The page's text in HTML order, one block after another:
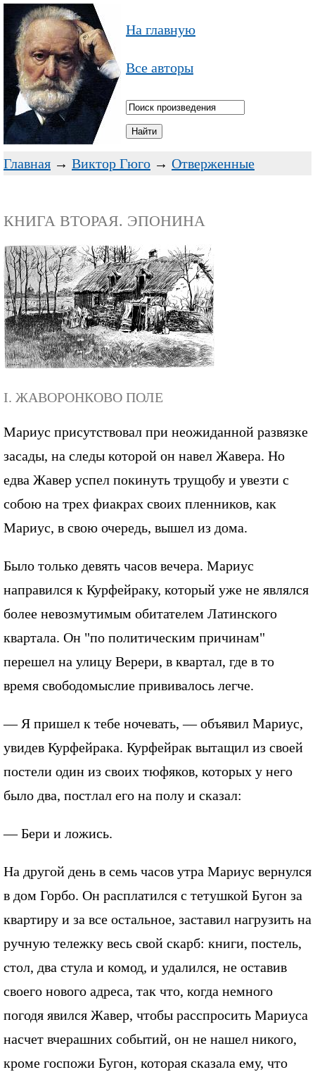
На главную
Все авторы
Главная → Виктор Гюго → Отверженные
КНИГА ВТОРАЯ. ЭПОНИНА
I. ЖАВОРОНКОВО ПОЛЕ
Мариус присутствовал при неожиданной развязке
засады, на следы которой он навел Жавера. Но
едва Жавер успел покинуть трущобу и увезти с
собою на трех фиакрах своих пленников, как
Мариус, в свою очередь, вышел из дома.
Было только девять часов вечера. Мариус
направился к Курфейраку, который уже не являлся
более невозмутимым обитателем Латинского
квартала. Он "по политическим причинам"
перешел на улицу Верери, в квартал, где в то
время свободомыслие прививалось легче.
— Я пришел к тебе ночевать, — объявил Мариус,
увидев Курфейрака. Курфейрак вытащил из своей
постели один из своих тюфяков, которых у него
было два, постлал его на полу и сказал:
— Бери и ложись.
На другой день в семь часов утра Мариус вернулся
в дом Горбо. Он расплатился с тетушкой Бугон за
квартиру и за все остальное, заставил нагрузить на
ручную тележку весь свой скарб: книги, постель,
стол, два стула и комод, и удалился, не оставив
своего нового адреса, так что, когда немного
погодя явился Жавер, чтобы расспросить Мариуса
насчет вчерашних событий, он не нашел никого,
кроме госпожи Бугон, которая сказала ему, что